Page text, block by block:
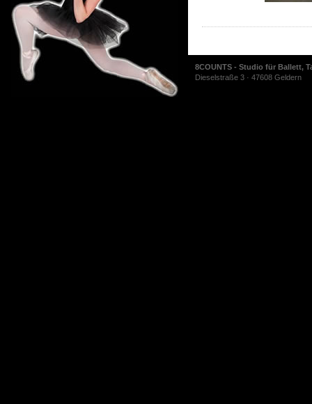
8COUNTS - Studio für Ballett,
Dieselstraße 3 · 47608 Geldern